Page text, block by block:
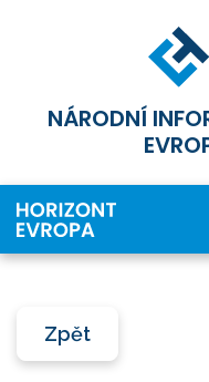
NÁRODNÍ
Zpět